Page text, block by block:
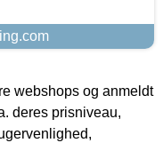
webshops og anmeldt
deres prisniveau,